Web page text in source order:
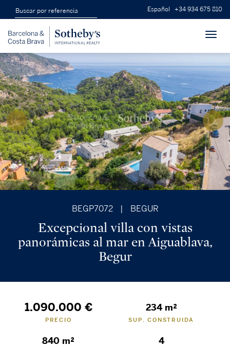
Español +34 934 675 810
BEGP7072 BEGUR
Excepcional villa con vistas
panorámicas al mar en Aiguablava,
Begur
1.090.000 €
PRECIO
234 m²
SUP. CONSTRUIDA
840 m² 4